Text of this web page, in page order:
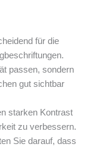
für die
passen, sondern
gut sichtbar
starken Kontrast
zu verbessern.
Sie darauf, dass